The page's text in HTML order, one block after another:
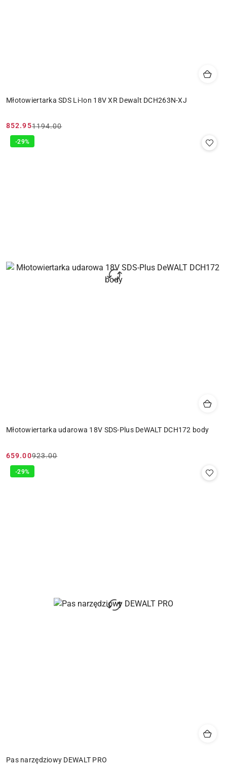
Młotowiertarka SDS Li-Ion 18V XR Dewalt DCH263N-XJ
Cena
promocyjna:
852.95
Cena
przed
1194.00
Młotowiertarka udarowa 18V SDS-Plus DeWALT DCH172 body
Cena
promocyjna:
659.00
Cena
przed
923.00
-29%
Pas narzędziowy DEWALT PRO
-29%